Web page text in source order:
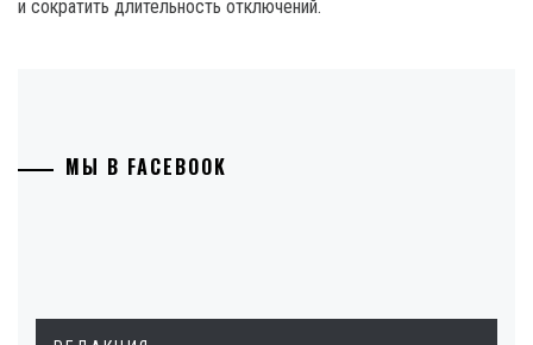
и сократить длительность отключений.
МЫ В FACEBOOK